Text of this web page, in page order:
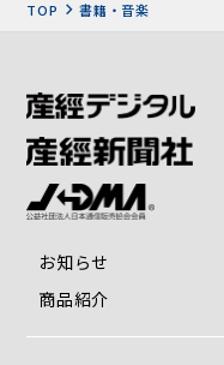
16. 君こそわが命
17. 人生一路
19. 夜霧よ今夜も有難う
20. 空に星があるように
【DISC—４】
1. 終着駅は始発駅
2. 北国の春
3. 夕焼け雲
5. 兄弟船
6. さざんかの宿
TOP
書籍・音楽
お知らせ
商品紹介